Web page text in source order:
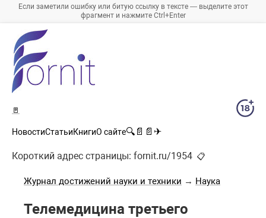
Если заметили ошибку или битую ссылку в тексте — выделите этот
фрагмент и нажмите Ctrl+Enter
🚪
НовостиСтатьиКнигиО сайте🔍 📄 📄 ✈
Короткий адрес страницы: fornit.ru/1954 📋
Журнал достижений науки и техники → Наука
Телемедицина третьего